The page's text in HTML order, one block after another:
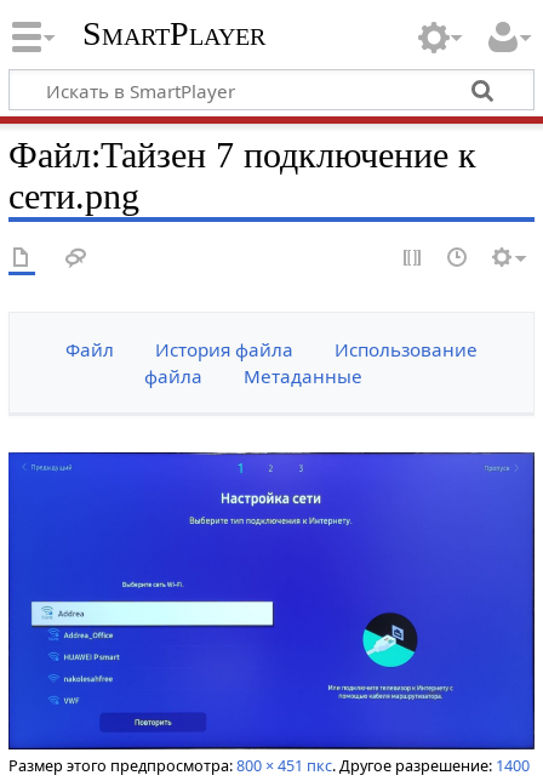
SmartPlayer
Файл:Тайзен 7 подключение к
сети.png
Файл История файла
Использование
файла
Метаданные
Размер этого предпросмотра:800 × 451 пкс.Другое разрешение: 1400